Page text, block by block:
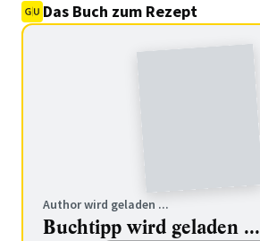
Das Buch zum Rezept
Author wird geladen ...
Buchtipp wird geladen ...